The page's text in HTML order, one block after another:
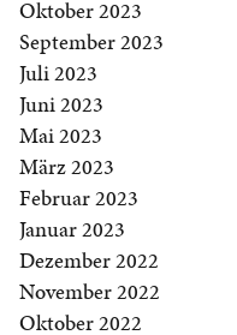
Oktober 2023
September 2023
Juli 2023
Juni 2023
Mai 2023
März 2023
Februar 2023
Januar 2023
Dezember 2022
November 2022
Oktober 2022